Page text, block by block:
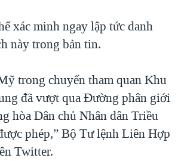
xác minh ngay lập tức danh
này trong bản tin.
trong chuyến tham quan Khu
đã vượt qua Đường phân giới
hòa Dân chủ Nhân dân Triều
phép,” Bộ Tư lệnh Liên Hợp
Twitter.